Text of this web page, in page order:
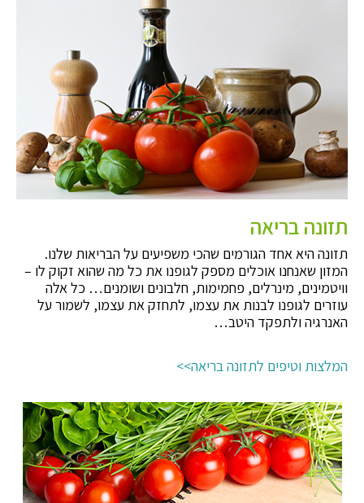
תזונה בריאה
תזונה היא אחד הגורמים שהכי משפיעים על הבריאות שלנו.
המזון שאנחנו אוכלים מספק לגופנו את כל מה שהוא זקוק לו –
וויטמינים, מינרלים, פחמימות, חלבונים ושומנים… כל אלה
עוזרים לגופנו לבנות את עצמו, לתחזק את עצמו, לשמור על
האנרגיה ולתפקד היטב…
המלצות וטיפים לתזונה בריאה>>